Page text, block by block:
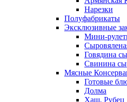
Нарезки
Полуфабрикаты
Эксклюзивные
Мини-
Говядина
Свинина
Мясные
Готовые
Долма
Хаш. Рубец